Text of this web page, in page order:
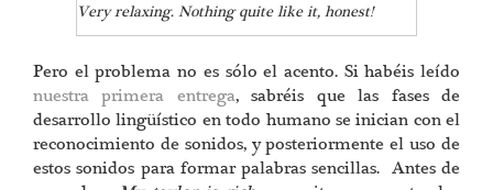
Very relaxing. Nothing quite like it, honest!
Pero el problema no es sólo el acento. Si habéis leído
nuestra primera entrega, sabréis que las fases de
desarrollo lingüístico en todo humano se inician con el
reconocimiento de sonidos, y posteriormente el uso de
estos sonidos para formar palabras sencillas. Antes de